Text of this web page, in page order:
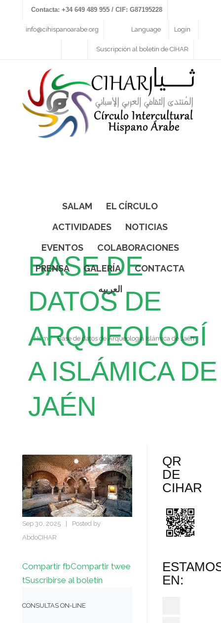
Contacta: +34 649 489 955 / CIF: G87195228
info@cihispanoarabe.org Login
Language
Suscripción al boletín de CIHAR
SALAM
EL CÍRCULO
ACTIVIDADES
NOTICIAS
EVENTOS
COLABORACIONES
PRENSA
GALERÍA
CONTACTA
العربيه
BASE DE
DATOS DE
ARQUEOLOGÍ
A ISLÁMICA DE
JAÉN
Home Base de datos de Arqueología Islámica de Jaén
Sep 30, 2025
Posted by
AbdoCIHAR
Compartir fbCompartir twee
tSuscribirse al boletín
CONSULTAS ON-LINE
QR
DE
CIHAR
EN: